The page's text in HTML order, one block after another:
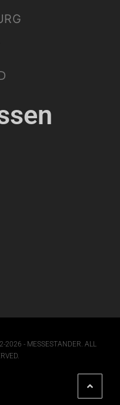
2026 - MESSESTANDER. ALL